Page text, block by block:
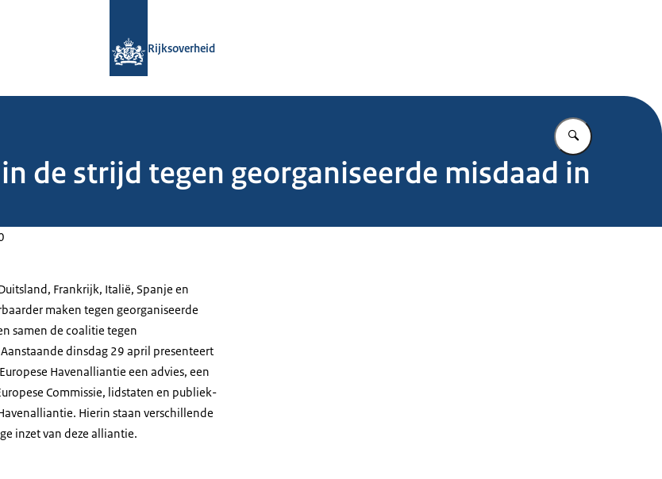
Rijksoverheid
Vul in wat u
de strijd tegen georganiseerde misdaad in
Frankrijk, Italië, Spanje en
maken tegen georganiseerde
samen de coalitie tegen
dinsdag 29 april presenteert
Havenalliantie een advies, een
Commissie, lidstaten en publiek-
Hierin staan verschillende
inzet van deze alliantie.